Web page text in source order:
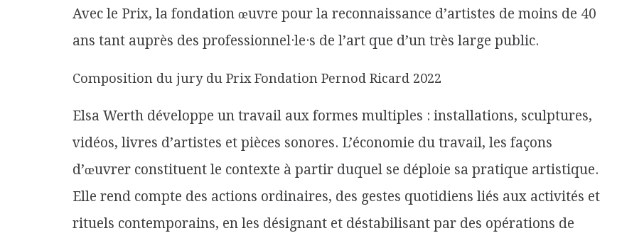
Avec le Prix, la fondation œuvre pour la reconnaissance d’artistes de moins de 40
ans tant auprès des professionnel·le·s de l’art que d’un très large public.
Composition du jury du Prix Fondation Pernod Ricard 2022
Elsa Werth développe un travail aux formes multiples : installations, sculptures,
vidéos, livres d’artistes et pièces sonores. L’économie du travail, les façons
d’œuvrer constituent le contexte à partir duquel se déploie sa pratique artistique.
Elle rend compte des actions ordinaires, des gestes quotidiens liés aux activités et
rituels contemporains, en les désignant et déstabilisant par des opérations de